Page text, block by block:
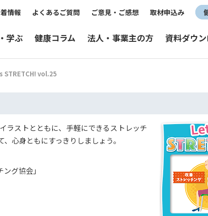
情報 よくあるご質問 ご意見・ご感想 取材申込み
学ぶ 健康コラム 法人・事業主の方 資料ダウ
STRETCH! vol.25
ラストとともに、手軽にできるストレッチ
心身ともにすっきりしましょう。
ング協会｣